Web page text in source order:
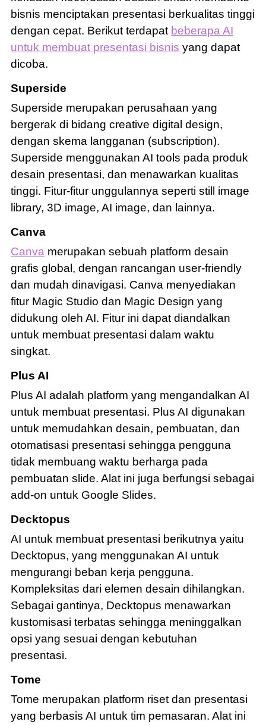
bisnis menciptakan presentasi berkualitas tinggi
dengan cepat. Berikut terdapat beberapa AI
untuk membuat presentasi bisnis yang dapat
dicoba.
Superside
Superside merupakan perusahaan yang
bergerak di bidang creative digital design,
dengan skema langganan (subscription).
Superside menggunakan AI tools pada produk
desain presentasi, dan menawarkan kualitas
tinggi. Fitur-fitur unggulannya seperti still image
library, 3D image, AI image, dan lainnya.
Canva
Canva merupakan sebuah platform desain
grafis global, dengan rancangan user-friendly
dan mudah dinavigasi. Canva menyediakan
fitur Magic Studio dan Magic Design yang
didukung oleh AI. Fitur ini dapat diandalkan
untuk membuat presentasi dalam waktu
singkat.
Plus AI
Plus AI adalah platform yang mengandalkan AI
untuk membuat presentasi. Plus AI digunakan
untuk memudahkan desain, pembuatan, dan
otomatisasi presentasi sehingga pengguna
tidak membuang waktu berharga pada
pembuatan slide. Alat ini juga berfungsi sebagai
add-on untuk Google Slides.
Decktopus
AI untuk membuat presentasi berikutnya yaitu
Decktopus, yang menggunakan AI untuk
mengurangi beban kerja pengguna.
Kompleksitas dari elemen desain dihilangkan.
Sebagai gantinya, Decktopus menawarkan
kustomisasi terbatas sehingga meninggalkan
opsi yang sesuai dengan kebutuhan
presentasi.
Tome
Tome merupakan platform riset dan presentasi
yang berbasis AI untuk tim pemasaran. Alat ini